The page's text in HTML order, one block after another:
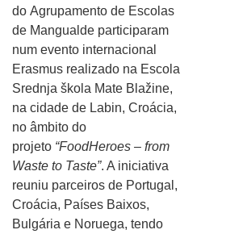
do Agrupamento de Escolas
de Mangualde participaram
num evento internacional
Erasmus realizado na Escola
Srednja škola Mate Blažine,
na cidade de Labin, Croácia,
no âmbito do
projeto “FoodHeroes – from
Waste to Taste”. A iniciativa
reuniu parceiros de Portugal,
Croácia, Países Baixos,
Bulgária e Noruega, tendo